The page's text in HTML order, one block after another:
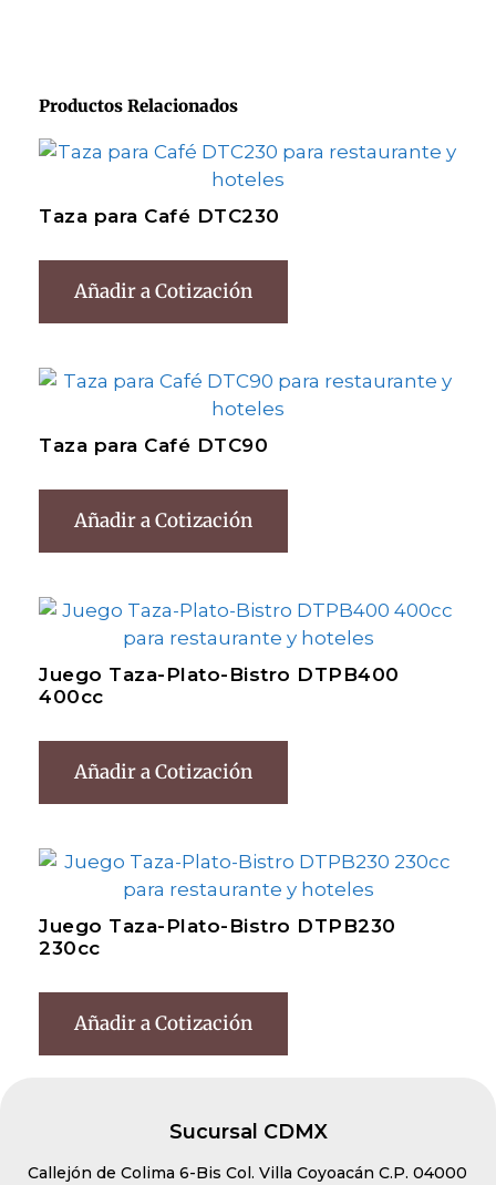
Productos Relacionados
Taza para Café DTC230
Añadir a Cotización
Taza para Café DTC90
Añadir a Cotización
Juego Taza-Plato-Bistro DTPB400
400cc
Añadir a Cotización
Juego Taza-Plato-Bistro DTPB230
230cc
Añadir a Cotización
Sucursal CDMX
Callejón de Colima 6-Bis Col. Villa Coyoacán C.P. 04000